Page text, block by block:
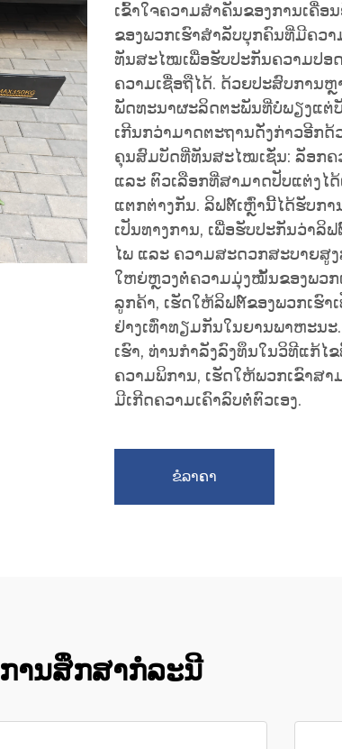
ເຂົ້າໃຈຄວາມສຳຄັນຂອງການເຄື່
ຂອງພວກເຮົາສຳລັບບຸກຄົນທີ່ມີຄວ
ທັນສະໄໝເພື່ອຮັບປະກັນຄວາມປອ
ຄວາມເຊື່ອຖືໄດ້. ດ້ວຍປະສົບການ
ພັດທະນາຜະລິດຕະພັນທີ່ບໍ່ພຽງແຕ່
ເກີນກວ່າມາດຕະຖານດັ່ງກ່າວອີກ
ຄຸນສົມບັດທີ່ທັນສະໄໝເຊັ່ນ: ລັອກຄ
ແລະ ຕົວເລືອກທີ່ສາມາດປັບແຕ່ງໄ
ແຕກຕ່າງກັນ. ລິຟຕ໌ເຫຼົ່ານີ້ໄດ້ຮັບກ
ເປັນທາງການ, ເພື່ອຮັບປະກັນວ່າ
ໄພ ແລະ ຄວາມສະດວກສະບາຍສູ
ໃຫຍ່ຫຼວງຕໍ່ຄວາມມຸ່ງໝັ້ນຂອງພວກ
ລູກຄ້າ, ເຮັດໃຫ້ລິຟຕ໌ຂອງພວກເຮົາ
ຢ່າງເທົ່າທຽມກັນໃນຍານພາຫະນ
ເຮົາ, ທ່ານກຳລັງລົງທຶນໃນວິທີແກ້
ຄວາມພິການ, ເຮັດໃຫ້ພວກເຂົາສ
ມີເກີດຄວາມເຄົາລົບຕໍ່ຕົວເອງ.
ຂໍລາຄາ
ການສຶກສາກໍລະນີ